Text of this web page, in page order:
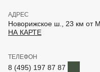
АДРЕС
Новорижское ш., 23 км от
НА КАРТЕ
ТЕЛЕФОН
8 (495) 197 87 87